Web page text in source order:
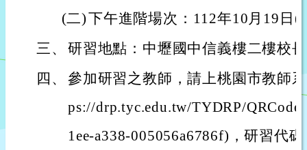
(二)下午進階場次：112年10月19日(
三、 研習地點：中壢國中信義樓二樓校
四、 參加研習之教師，請上桃園市教師
ps://drp.tyc.edu.tw/TYDRP/
1ee-a338-005056a6786f)，研習代